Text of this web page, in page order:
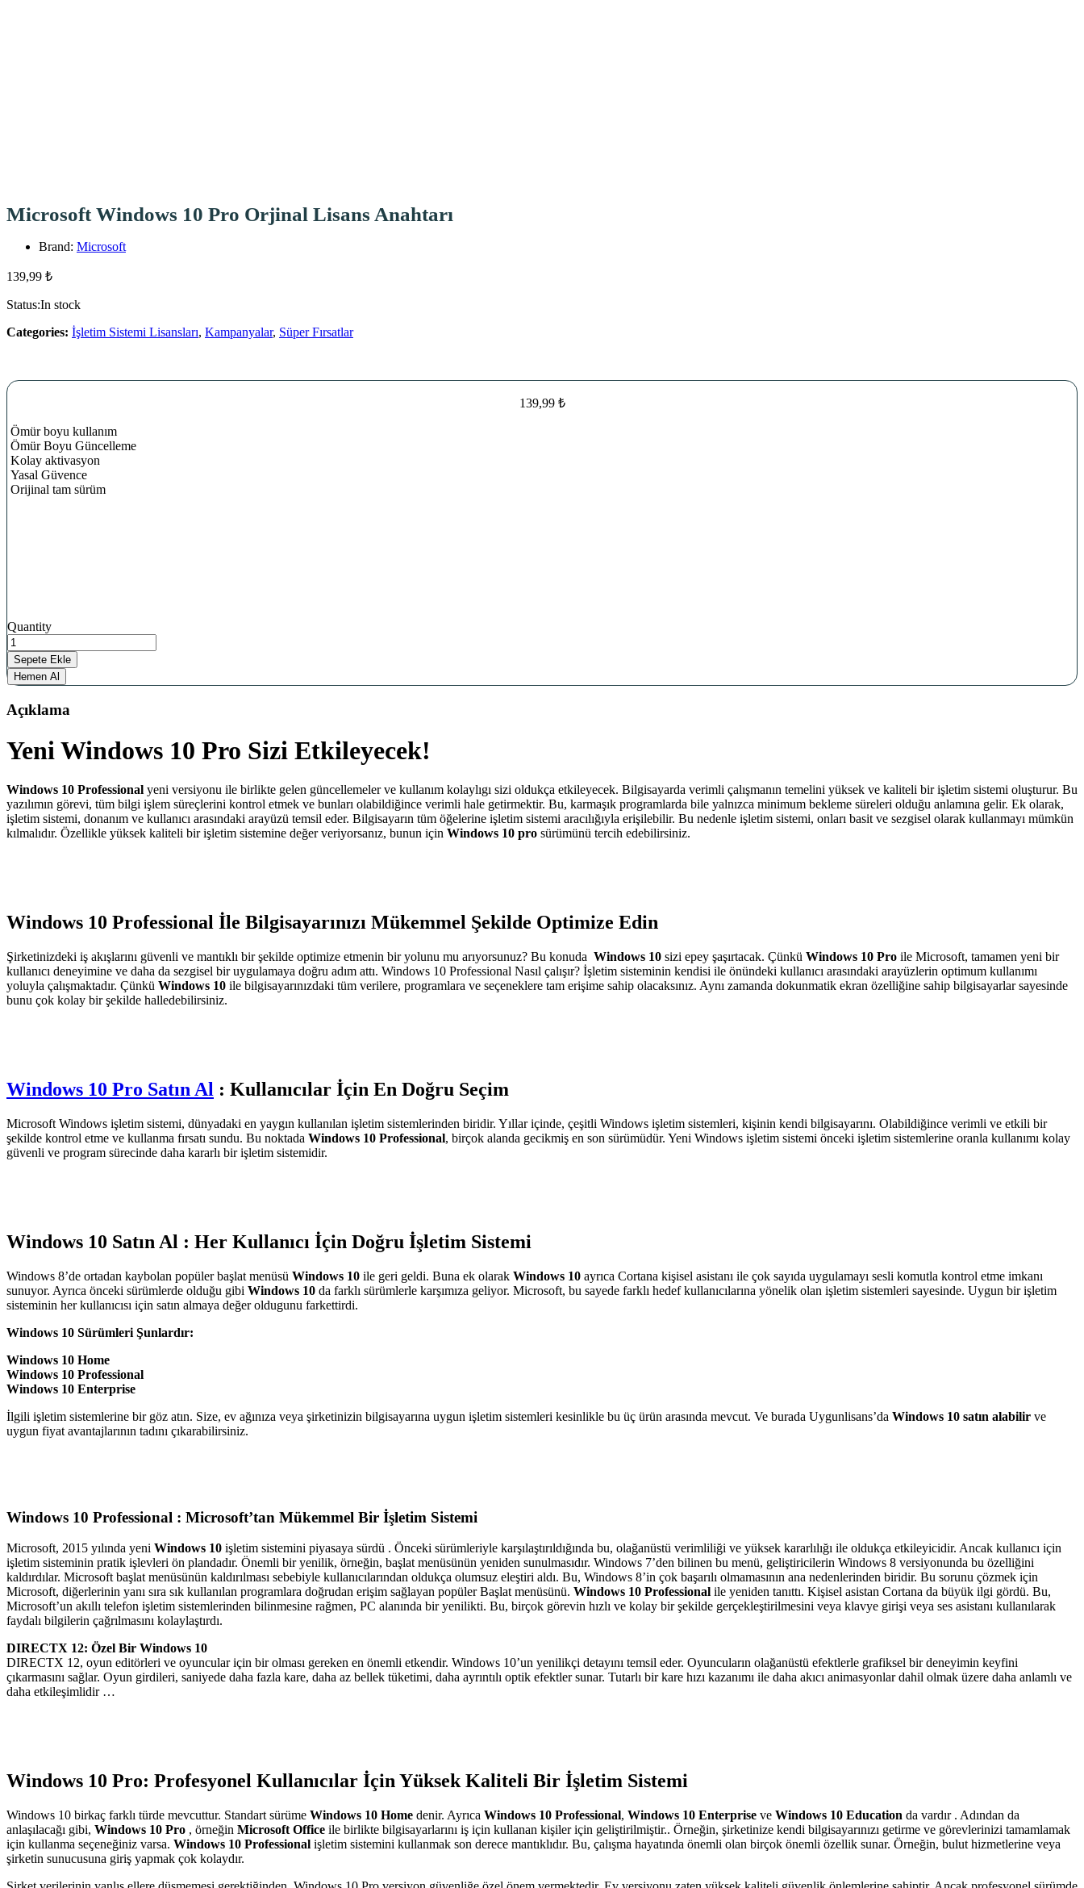
Microsoft Windows 10 Pro Orjinal Lisans Anahtarı
Brand: Microsoft
139,99 ₺
Status:In stock
Categories: İşletim Sistemi Lisansları, Kampanyalar, Süper Fırsatlar
139,99 ₺
Ömür boyu kullanım
Ömür Boyu Güncelleme
Kolay aktivasyon
Yasal Güvence
Orijinal tam sürüm
Microsoft
Windows
10
Pro
Orjinal
Anahtarı
Quantity
Sepete Ekle
Hemen Al
Açıklama
Yeni Windows 10 Pro Sizi Etkileyecek!
Windows 10 Professional yeni versiyonu ile birlikte gelen güncellemeler ve kullanım kolaylıgı sizi oldukça etkileyecek. Bilgisayarda verimli çalışmanın temelini yüksek ve kaliteli bir işletim sistemi oluşturur. Bu
yazılımın görevi, tüm bilgi işlem süreçlerini kontrol etmek ve bunları olabildiğince verimli hale getirmektir. Bu, karmaşık programlarda bile yalnızca minimum bekleme süreleri olduğu anlamına gelir. Ek olarak,
işletim sistemi, donanım ve kullanıcı arasındaki arayüzü temsil eder. Bilgisayarın tüm öğelerine işletim sistemi aracılığıyla erişilebilir. Bu nedenle işletim sistemi, onları basit ve sezgisel olarak kullanmayı mümkün
kılmalıdır. Özellikle yüksek kaliteli bir işletim sistemine değer veriyorsanız, bunun için Windows 10 pro sürümünü tercih edebilirsiniz.
Windows 10 Professional İle Bilgisayarınızı Mükemmel Şekilde Optimize Edin
Şirketinizdeki iş akışlarını güvenli ve mantıklı bir şekilde optimize etmenin bir yolunu mu arıyorsunuz? Bu konuda Windows 10 sizi epey şaşırtacak. Çünkü Windows 10 Pro ile Microsoft, tamamen yeni bir
kullanıcı deneyimine ve daha da sezgisel bir uygulamaya doğru adım attı. Windows 10 Professional Nasıl çalışır? İşletim sisteminin kendisi ile önündeki kullanıcı arasındaki arayüzlerin optimum kullanımı
yoluyla çalışmaktadır. Çünkü Windows 10 ile bilgisayarınızdaki tüm verilere, programlara ve seçeneklere tam erişime sahip olacaksınız. Aynı zamanda dokunmatik ekran özelliğine sahip bilgisayarlar sayesinde
bunu çok kolay bir şekilde halledebilirsiniz.
Windows 10 Pro Satın Al : Kullanıcılar İçin En Doğru Seçim
Microsoft Windows işletim sistemi, dünyadaki en yaygın kullanılan işletim sistemlerinden biridir. Yıllar içinde, çeşitli Windows işletim sistemleri, kişinin kendi bilgisayarını. Olabildiğince verimli ve etkili bir
şekilde kontrol etme ve kullanma fırsatı sundu. Bu noktada Windows 10 Professional, birçok alanda gecikmiş en son sürümüdür. Yeni Windows işletim sistemi önceki işletim sistemlerine oranla kullanımı kolay
güvenli ve program sürecinde daha kararlı bir işletim sistemidir.
Windows 10 Satın Al : Her Kullanıcı İçin Doğru İşletim Sistemi
Windows 8’de ortadan kaybolan popüler başlat menüsü Windows 10 ile geri geldi. Buna ek olarak Windows 10 ayrıca Cortana kişisel asistanı ile çok sayıda uygulamayı sesli komutla kontrol etme imkanı
sunuyor. Ayrıca önceki sürümlerde olduğu gibi Windows 10 da farklı sürümlerle karşımıza geliyor. Microsoft, bu sayede farklı hedef kullanıcılarına yönelik olan işletim sistemleri sayesinde. Uygun bir işletim
sisteminin her kullanıcısı için satın almaya değer oldugunu farkettirdi.
Windows 10 Sürümleri Şunlardır:
Windows 10 Home
Windows 10 Professional
Windows 10 Enterprise
İlgili işletim sistemlerine bir göz atın. Size, ev ağınıza veya şirketinizin bilgisayarına uygun işletim sistemleri kesinlikle bu üç ürün arasında mevcut. Ve burada Uygunlisans’da Windows 10 satın alabilir ve
uygun fiyat avantajlarının tadını çıkarabilirsiniz.
Windows 10 Professional : Microsoft’tan Mükemmel Bir İşletim Sistemi
Microsoft, 2015 yılında yeni Windows 10 işletim sistemini piyasaya sürdü . Önceki sürümleriyle karşılaştırıldığında bu, olağanüstü verimliliği ve yüksek kararlılığı ile oldukça etkileyicidir. Ancak kullanıcı için
işletim sisteminin pratik işlevleri ön plandadır. Önemli bir yenilik, örneğin, başlat menüsünün yeniden sunulmasıdır. Windows 7’den bilinen bu menü, geliştiricilerin Windows 8 versiyonunda bu özelliğini
kaldırdılar. Microsoft başlat menüsünün kaldırılması sebebiyle kullanıcılarından oldukça olumsuz eleştiri aldı. Bu, Windows 8’in çok başarılı olmamasının ana nedenlerinden biridir. Bu sorunu çözmek için
Microsoft, diğerlerinin yanı sıra sık kullanılan programlara doğrudan erişim sağlayan popüler Başlat menüsünü. Windows 10 Professional ile yeniden tanıttı. Kişisel asistan Cortana da büyük ilgi gördü. Bu,
Microsoft’un akıllı telefon işletim sistemlerinden bilinmesine rağmen, PC alanında bir yenilikti. Bu, birçok görevin hızlı ve kolay bir şekilde gerçekleştirilmesini veya klavye girişi veya ses asistanı kullanılarak
faydalı bilgilerin çağrılmasını kolaylaştırdı.
DIRECTX 12: Özel Bir Windows 10
DIRECTX 12, oyun editörleri ve oyuncular için bir olması gereken en önemli etkendir. Windows 10’un yenilikçi detayını temsil eder. Oyuncuların olağanüstü efektlerle grafiksel bir deneyimin keyfini
çıkarmasını sağlar. Oyun girdileri, saniyede daha fazla kare, daha az bellek tüketimi, daha ayrıntılı optik efektler sunar. Tutarlı bir kare hızı kazanımı ile daha akıcı animasyonlar dahil olmak üzere daha anlamlı ve
daha etkileşimlidir …
Windows 10 Pro: Profesyonel Kullanıcılar İçin Yüksek Kaliteli Bir İşletim Sistemi
Windows 10 birkaç farklı türde mevcuttur. Standart sürüme Windows 10 Home denir. Ayrıca Windows 10 Professional, Windows 10 Enterprise ve Windows 10 Education da vardır . Adından da
anlaşılacağı gibi, Windows 10 Pro , örneğin Microsoft Office ile birlikte bilgisayarlarını iş için kullanan kişiler için geliştirilmiştir.. Örneğin, şirketinize kendi bilgisayarınızı getirme ve görevlerinizi tamamlamak
için kullanma seçeneğiniz varsa. Windows 10 Professional işletim sistemini kullanmak son derece mantıklıdır. Bu, çalışma hayatında önemli olan birçok önemli özellik sunar. Örneğin, bulut hizmetlerine veya
şirketin sunucusuna giriş yapmak çok kolaydır.